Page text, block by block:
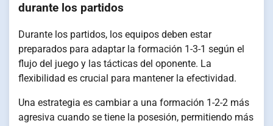
durante los partidos
Durante los partidos, los equipos deben estar
preparados para adaptar la formación 1-3-1 según el
flujo del juego y las tácticas del oponente. La
flexibilidad es crucial para mantener la efectividad.
Una estrategia es cambiar a una formación 1-2-2 más
agresiva cuando se tiene la posesión, permitiendo más